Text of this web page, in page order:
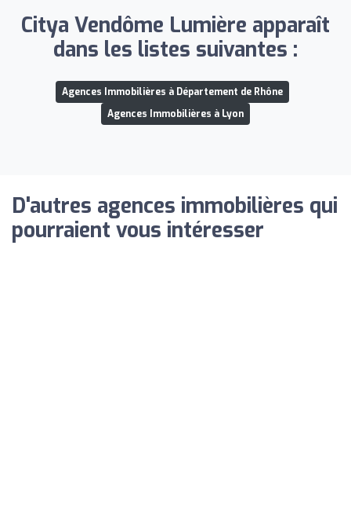
Citya Vendôme Lumière apparaît
dans les listes suivantes :
Agences Immobilières à Département de Rhône
Agences Immobilières à Lyon
D'autres agences immobilières qui
pourraient vous intéresser